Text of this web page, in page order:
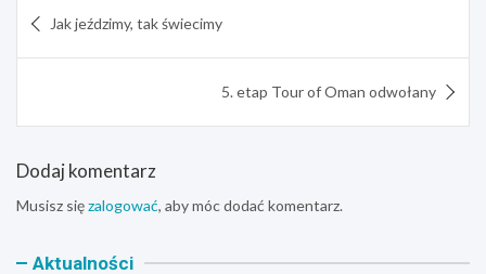
wpisu
Jak jeździmy, tak świecimy
5. etap Tour of Oman odwołany
Dodaj komentarz
Musisz sięzalogować, aby móc dodać komentarz.
Aktualności